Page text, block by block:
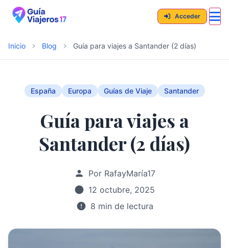
Acceder
Inicio Blog Guía para viajes a Santander (2 días)
España Europa Guías de Viaje Santander
Guía para viajes a
Santander (2 días)
Por RafayMaría17
12 octubre, 2025
8 min de lectura